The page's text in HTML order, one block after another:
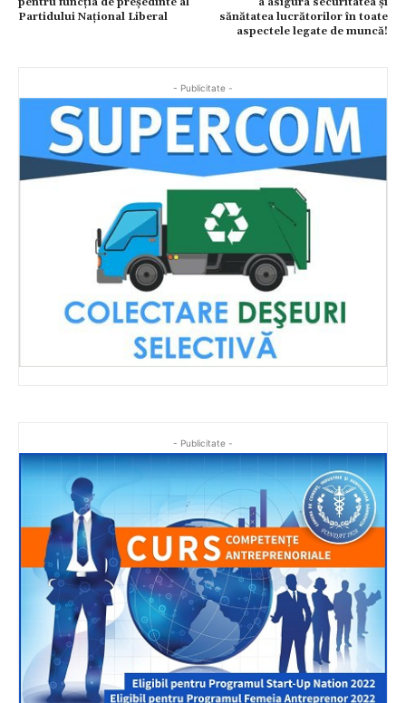
Partidului Național Liberal
sănătatea lucrătorilor în toate
aspectele legate de muncă!
- Publicitate -
- Publicitate -